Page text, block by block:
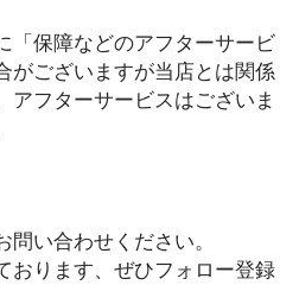
「保障などのアフターサービ
がございますが当店とは関係
アフターサービスはございま
い合わせください。
おります、ぜひフォロー登録